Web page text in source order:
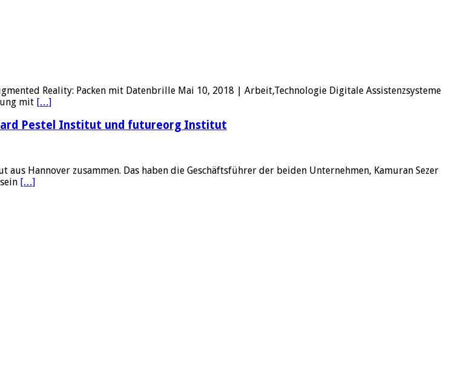
Reality: Packen mit Datenbrille Mai 10, 2018 | Arbeit,Technologie Digitale Assistenzsysteme
mit […]
Pestel Institut und futureorg Institut
Hannover zusammen. Das haben die Geschäftsführer der beiden Unternehmen, Kamuran Sezer
[…]